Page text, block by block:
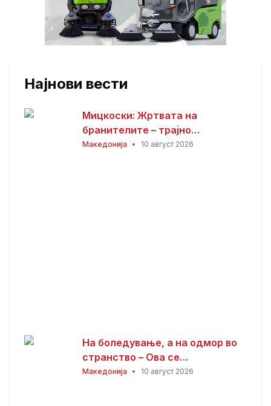
Најнови вести
Мицкоски: Жртвата на
бранителите – трајно
потсетување дека мирот,
Македонија • 10 август 2026
На боледување, а на одмор во
странство – Ова се
последиците
Македонија • 10 август 2026